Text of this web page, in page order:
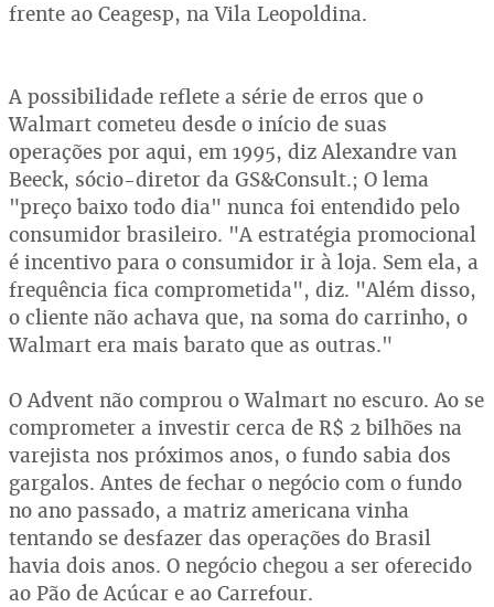
frente ao Ceagesp, na Vila Leopoldina.
A possibilidade reflete a série de erros que o
Walmart cometeu desde o início de suas
operações por aqui, em 1995, diz Alexandre van
Beeck, sócio-diretor da GS&Consult.; O lema
"preço baixo todo dia" nunca foi entendido pelo
consumidor brasileiro. "A estratégia promocional
é incentivo para o consumidor ir à loja. Sem ela, a
frequência fica comprometida", diz. "Além disso,
o cliente não achava que, na soma do carrinho, o
Walmart era mais barato que as outras."
O Advent não comprou o Walmart no escuro. Ao se
comprometer a investir cerca de R$ 2 bilhões na
varejista nos próximos anos, o fundo sabia dos
gargalos. Antes de fechar o negócio com o fundo
no ano passado, a matriz americana vinha
tentando se desfazer das operações do Brasil
havia dois anos. O negócio chegou a ser oferecido
ao Pão de Açúcar e ao Carrefour.